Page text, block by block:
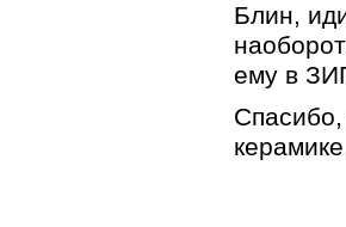
Блин,
ему в